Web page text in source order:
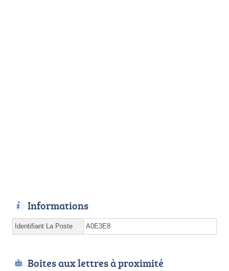
Informations
Identifiant La Poste A0E3E8
Boites aux lettres à proximité